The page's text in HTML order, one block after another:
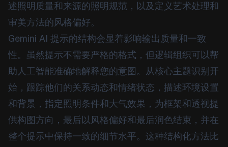
述照明质量和来源的照明规范，以及定义艺术处理和
审美方法的风格偏好。
Gemini AI 提示的结构会显着影响输出质量和一致
性。虽然提示不需要严格的格式，但逻辑组织可以帮
助人工智能准确地解释您的意图。从核心主题识别开
始，跟踪他们的关系动态和情绪状态，描述环境设置
和背景，指定照明条件和大气效果，为框架和透视提
供构图方向，最后以风格偏好和最后润色结束，并在
整个提示中保持一致的细节水平。这种结构化方法比